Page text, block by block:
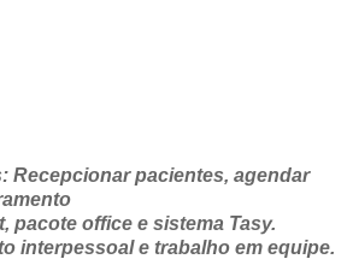
Recepcionar pacientes, agendar
pacote office e sistema Tasy.
interpessoal e trabalho em equipe.